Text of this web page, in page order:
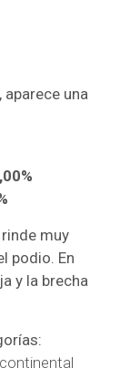
una
muy
podio. En
y la brecha